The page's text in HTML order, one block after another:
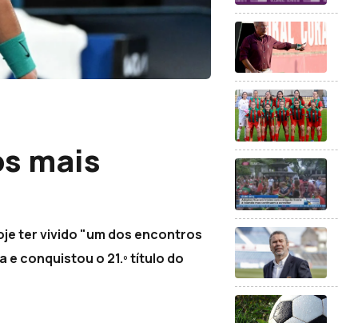
mais
ter vivido "um dos encontros
conquistou o 21.º título do